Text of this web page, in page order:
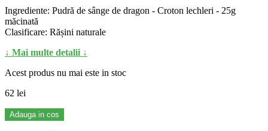
Ingrediente: Pudră de sânge de dragon - Croton lechleri - 25g
măcinată
Clasificare: Rășini naturale
↓ Mai multe detalii ↓
Acest produs nu mai este in stoc
62 lei
Adauga in cos